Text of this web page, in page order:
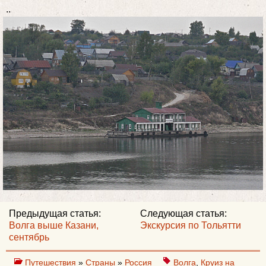
..
Следующая статья:
Экскурсия по Тольятти
Предыдущая статья:
Волга выше Казани,
сентябрь
Путешествия » Страны » Россия Волга Круиз на